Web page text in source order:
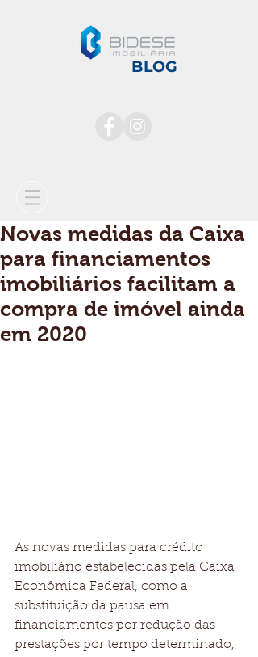
BLOG
Novas medidas da Caixa
para financiamentos
imobiliários facilitam a
compra de imóvel ainda
em 2020
As novas medidas para crédito
imobiliário estabelecidas pela Caixa
Econômica Federal, como a
substituição da pausa em
financiamentos por redução das
prestações por tempo determinado,